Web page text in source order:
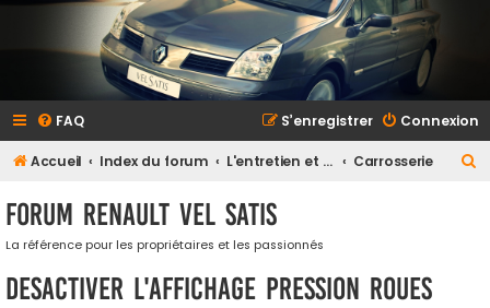
FAQ Connexion
S’enregistrer
Accueil Index du forum L'entretien et la maintenance Carrosserie
Forum Renault VEL SATIS
La référence pour les propriétaires et les passionnés
DESACTIVER L'AFFICHAGE PRESSION ROUES